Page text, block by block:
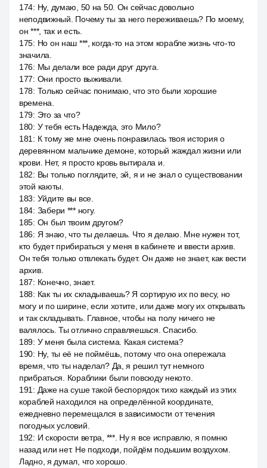
174: Ну, думаю, 50 на 50. Он сейчас довольно
неподвижный. Почему ты за него переживаешь? По моему,
он ***, так и есть.
175: Но он наш ***, когда-то на этом корабле жизнь что-то
значила.
176: Мы делали все ради друг друга.
177: Они просто выживали.
178: Только сейчас понимаю, что это были хорошие
времена.
179: Это за что?
180: У тебя есть Надежда, это Мило?
181 : К тому же мне очень понравилась твоя история о
деревянном мальчике демоне, который жаждал жизни или
крови. Нет, я просто кровь вытирала и.
182: Вы только поглядите, эй, я и не знал о существовании
этой каюты.
183: Уйдите вы все.
184: Забери *** ногу.
185: Он был твоим другом?
186: Я знаю, что ты делаешь. Что я делаю. Мне нужен тот,
кто будет прибираться у меня в кабинете и ввести архив.
Он тебя только отвлекать будет. Он даже не знает, как вести
архив.
187: Конечно, знает.
188: Как ты их складываешь? Я сортирую их по весу, но
могу и по ширине, если хотите, или даже могу их открывать
и так складывать. Главное, чтобы на полу ничего не
валялось. Ты отлично справляешься. Спасибо.
189: У меня была система. Какая система?
190: Ну, ты её не поймёшь, потому что она опережала
время, что ты наделал? Да, я решил тут немного
прибраться. Кораблики были повсюду некото.
191 : Даже на суше такой беспорядок тихо каждый из этих
кораблей находился на определённой координате,
ежедневно перемещался в зависимости от течения
погодных условий.
192: И скорости ветра, ***. Ну я все исправлю, я помню
назад или нет. Не подходи, пойдём подышим воздухом.
Ладно, я думал, что хорошо.